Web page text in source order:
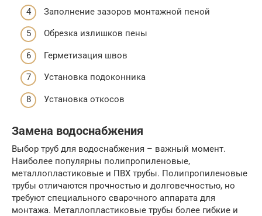
Заполнение зазоров монтажной пеной
Обрезка излишков пены
Герметизация швов
Установка подоконника
Установка откосов
Замена водоснабжения
Выбор труб для водоснабжения – важный момент.
Наиболее популярны полипропиленовые,
металлопластиковые и ПВХ трубы. Полипропиленовые
трубы отличаются прочностью и долговечностью, но
требуют специального сварочного аппарата для
монтажа. Металлопластиковые трубы более гибкие и